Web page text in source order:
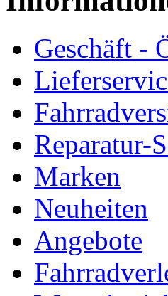
Geschäft -
Reparatur-
Marken
Neuheiten
Angebote